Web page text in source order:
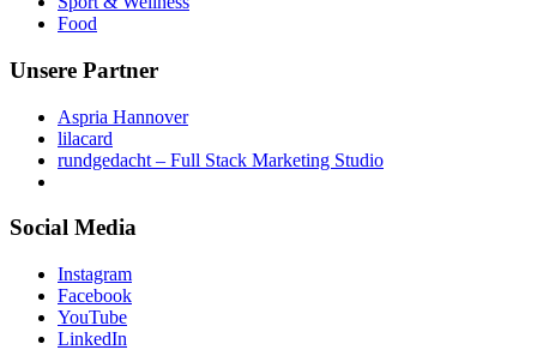
Food
Unsere Partner
Aspria Hannover
lilacard
rundgedacht – Full Stack Marketing Studio
Social Media
Instagram
Facebook
YouTube
LinkedIn